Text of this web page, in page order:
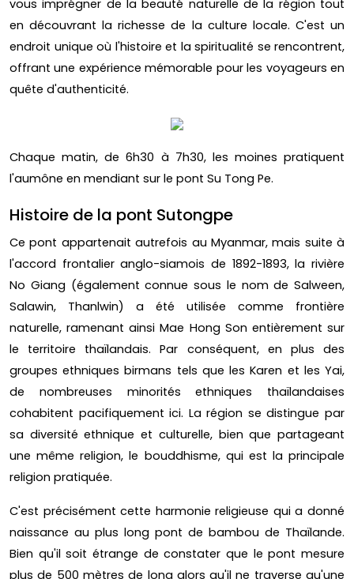
vous imprégner de la beauté naturelle de la région tout
en découvrant la richesse de la culture locale. C'est un
endroit unique où l'histoire et la spiritualité se rencontrent,
offrant une expérience mémorable pour les voyageurs en
quête d'authenticité.
Chaque matin, de 6h30 à 7h30, les moines pratiquent
l'aumône en mendiant sur le pont Su Tong Pe.
Histoire de la pont Sutongpe
Ce pont appartenait autrefois au Myanmar, mais suite à
l'accord frontalier anglo-siamois de 1892-1893, la rivière
No Giang (également connue sous le nom de Salween,
Salawin, Thanlwin) a été utilisée comme frontière
naturelle, ramenant ainsi Mae Hong Son entièrement sur
le territoire thaïlandais. Par conséquent, en plus des
groupes ethniques birmans tels que les Karen et les Yai,
de nombreuses minorités ethniques thaïlandaises
cohabitent pacifiquement ici. La région se distingue par
sa diversité ethnique et culturelle, bien que partageant
une même religion, le bouddhisme, qui est la principale
religion pratiquée.
C'est précisément cette harmonie religieuse qui a donné
naissance au plus long pont de bambou de Thaïlande.
Bien qu'il soit étrange de constater que le pont mesure
plus de 500 mètres de long alors qu'il ne traverse qu'une